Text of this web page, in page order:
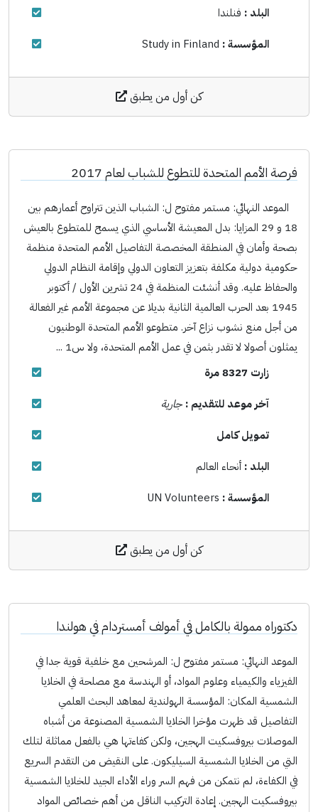
البلد : فنلندا
المؤسسة : Study in Finland
كن أول من يطبق
فرصة الأمم المتحدة للتطوع للشباب لعام 2017
الموعد النهائي: مستمر مفتوح ل: الشباب الذين تتراوح أعمارهم بين
18 و 29 المزايا: بدل المعيشة الأساسي الذي يسمح للمتطوع بالعيش
بصحة وأمان في المنطقة المخصصة التفاصيل الأمم المتحدة منظمة
حكومية دولية مكلفة بتعزيز التعاون الدولي وإقامة النظام الدولي
والحفاظ عليه. وقد أنشئت المنظمة في 24 تشرين الأول / أكتوبر
1945 بعد الحرب العالمية الثانية بديلا عن مجموعة الأمم غير الفعالة
من أجل منع نشوب نزاع آخر. متطوعو الأمم المتحدة الوطنيون
يمثلون أصولا لا تقدر بثمن في عمل الأمم المتحدة، ولا س1 ...
زارت 8327 مرة
آخر موعد للتقديم : جارية
تمويل كامل
البلد : أنحاء العالم
المؤسسة : UN Volunteers
كن أول من يطبق
دكتوراه ممولة بالكامل في أمولف أمستردام في هولندا
الموعد النهائي: مستمر مفتوح ل: المرشحين مع خلفية قوية جدا في
الفيزياء والكيمياء وعلوم المواد، أو الهندسة مع مصلحة في الخلايا
الشمسية المكان: المؤسسة الهولندية لمعاهد البحث العلمي
التفاصيل قد ظهرت مؤخرا الخلايا الشمسية المصنوعة من أشباه
الموصلات بيروفسكيت الهجين، ولكن كفاءتها هي بالفعل مماثلة لتلك
التي من الخلايا الشمسية السيليكون. على النقيض من التقدم السريع
في الكفاءة، لم نتمكن من فهم السر وراء الأداء الجيد للخلايا الشمسية
بيروفسكيت الهجين. إعادة التركيب الناقل من أهم خصائص المواد